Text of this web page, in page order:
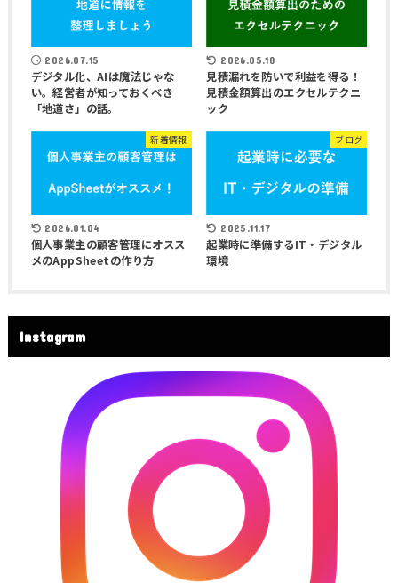
2026.07.15
デジタル化、AIは魔法じゃな
い。経営者が知っておくべき
「地道さ」の話。
2026.05.18
見積漏れを防いで利益を得る！
見積金額算出のエクセルテクニ
ック
新着情報
2026.01.04
個人事業主の顧客管理にオスス
メのAppSheetの作り方
ブログ
2025.11.17
起業時に準備するIT・デジタル
環境
Instagram